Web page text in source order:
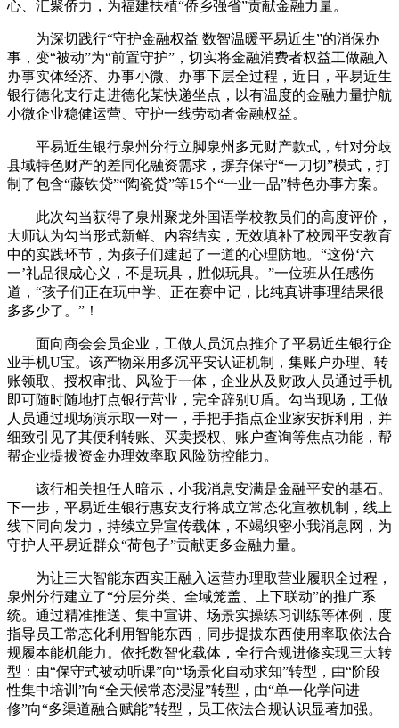
心、汇聚侨力，为福建扶植“侨乡强省”贡献金融力量。
为深切践行“守护金融权益 数智温暖平易近生”的消保办
事，变“被动”为“前置守护”，切实将金融消费者权益工做融入
办事实体经济、办事小微、办事下层全过程，近日，平易近生
银行德化支行走进德化某快递坐点，以有温度的金融力量护航
小微企业稳健运营、守护一线劳动者金融权益。
平易近生银行泉州分行立脚泉州多元财产款式，针对分歧
县域特色财产的差同化融资需求，摒弃保守“一刀切”模式，打
制了包含“藤铁贷”“陶瓷贷”等15个“一业一品”特色办事方案。
此次勾当获得了泉州聚龙外国语学校教员们的高度评价，
大师认为勾当形式新鲜、内容结实，无效填补了校园平安教育
中的实践环节，为孩子们建起了一道的心理防地。“这份‘六
一’礼品很成心义，不是玩具，胜似玩具。”一位班从任感伤
道，“孩子们正在玩中学、正在赛中记，比纯真讲事理结果很
多多少了。”！
面向商会会员企业，工做人员沉点推介了平易近生银行企
业手机U宝。该产物采用多沉平安认证机制，集账户办理、转
账领取、授权审批、风险于一体，企业从及财政人员通过手机
即可随时随地打点银行营业，完全辞别U盾。勾当现场，工做
人员通过现场演示取一对一，手把手指点企业家安拆利用，并
细致引见了其便利转账、买卖授权、账户查询等焦点功能，帮
帮企业提拔资金办理效率取风险防控能力。
该行相关担任人暗示，小我消息安满是金融平安的基石。
下一步，平易近生银行惠安支行将成立常态化宣教机制，线上
线下同向发力，持续立异宣传载体，不竭织密小我消息网，为
守护人平易近群众“荷包子”贡献更多金融力量。
为让三大智能东西实正融入运营办理取营业履职全过程，
泉州分行建立了“分层分类、全域笼盖、上下联动”的推广系
统。通过精准推送、集中宣讲、场景实操练习训练等体例，度
指导员工常态化利用智能东西，同步提拔东西使用率取依法合
规履本能机能力。依托数智化载体，全行合规进修实现三大转
型：由“保守式被动听课”向“场景化自动求知”转型，由“阶段
性集中培训”向“全天候常态浸湿”转型，由“单一化学问进
修”向“多渠道融合赋能”转型，员工依法合规认识显著加强。